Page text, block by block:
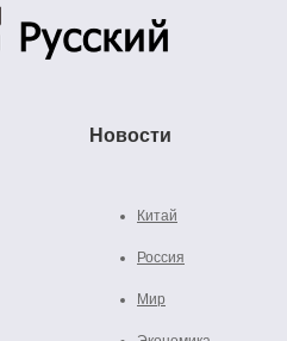
Новости
Китай
Россия
Мир